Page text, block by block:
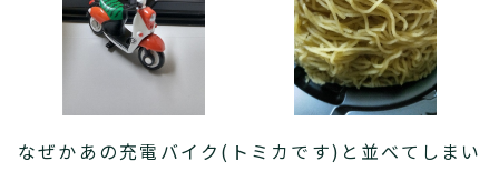
なぜかあの充電バイク(トミカです)と並べてしまい